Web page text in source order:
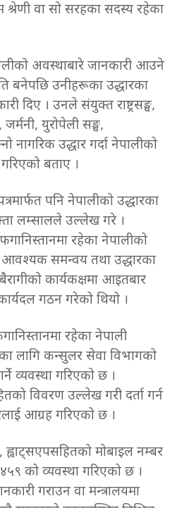
श्रेणी वा सो सरहका सदस्य रहेका
अवस्थाबारे जानकारी आउने
बनेपछि उनीहरूका उद्धारका
दिए । उनले संयुक्त राष्ट्रसङ्घ,
युरोपेली सङ्घ,
उद्धार गर्दा नेपालीको
गरिएको बताए ।
पनि नेपालीको उद्धारका
लम्सालले उल्लेख गरे ।
रहेका नेपालीको
समन्वय तथा उद्धारका
कार्यकक्षमा आइतबार
गठन गरेको थियो ।
रहेका नेपाली
लागि कन्सुलर सेवा विभागको
व्यवस्था गरिएको छ ।
विवरण उल्लेख गरी दर्ता गर्न
आग्रह गरिएको छ ।
ह्वाट्सएपसहितको मोबाइल नम्बर
को व्यवस्था गरिएको छ ।
गराउन वा मन्त्रालयमा